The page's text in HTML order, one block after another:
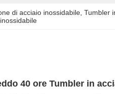
di acciaio inossidabile , Tumbler
40 ore Tumbler in